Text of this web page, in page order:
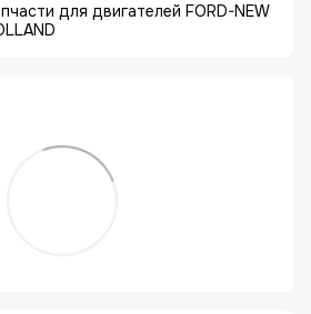
для двигателей FORD-NEW